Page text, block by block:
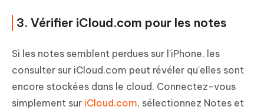
3. Vérifier iCloud.com pour les notes
Si les notes semblent perdues sur l'iPhone, les
consulter sur iCloud.com peut révéler qu'elles sont
encore stockées dans le cloud. Connectez-vous
simplement sur iCloud.com, sélectionnez Notes et